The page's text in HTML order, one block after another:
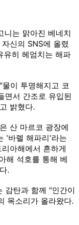
니는 맑아진 베네치
신의 SNS에 올렸
유히 헤엄치는 해파
이 투명해지고 코
면서 간조로 유입된
밝혔다.
산 마르코 광장에
'바렐 해파리'라는
아해에서 흔하게
해 석호를 통해 베
.
감탄과 함께 "인간이
목소리가 올라왔다.